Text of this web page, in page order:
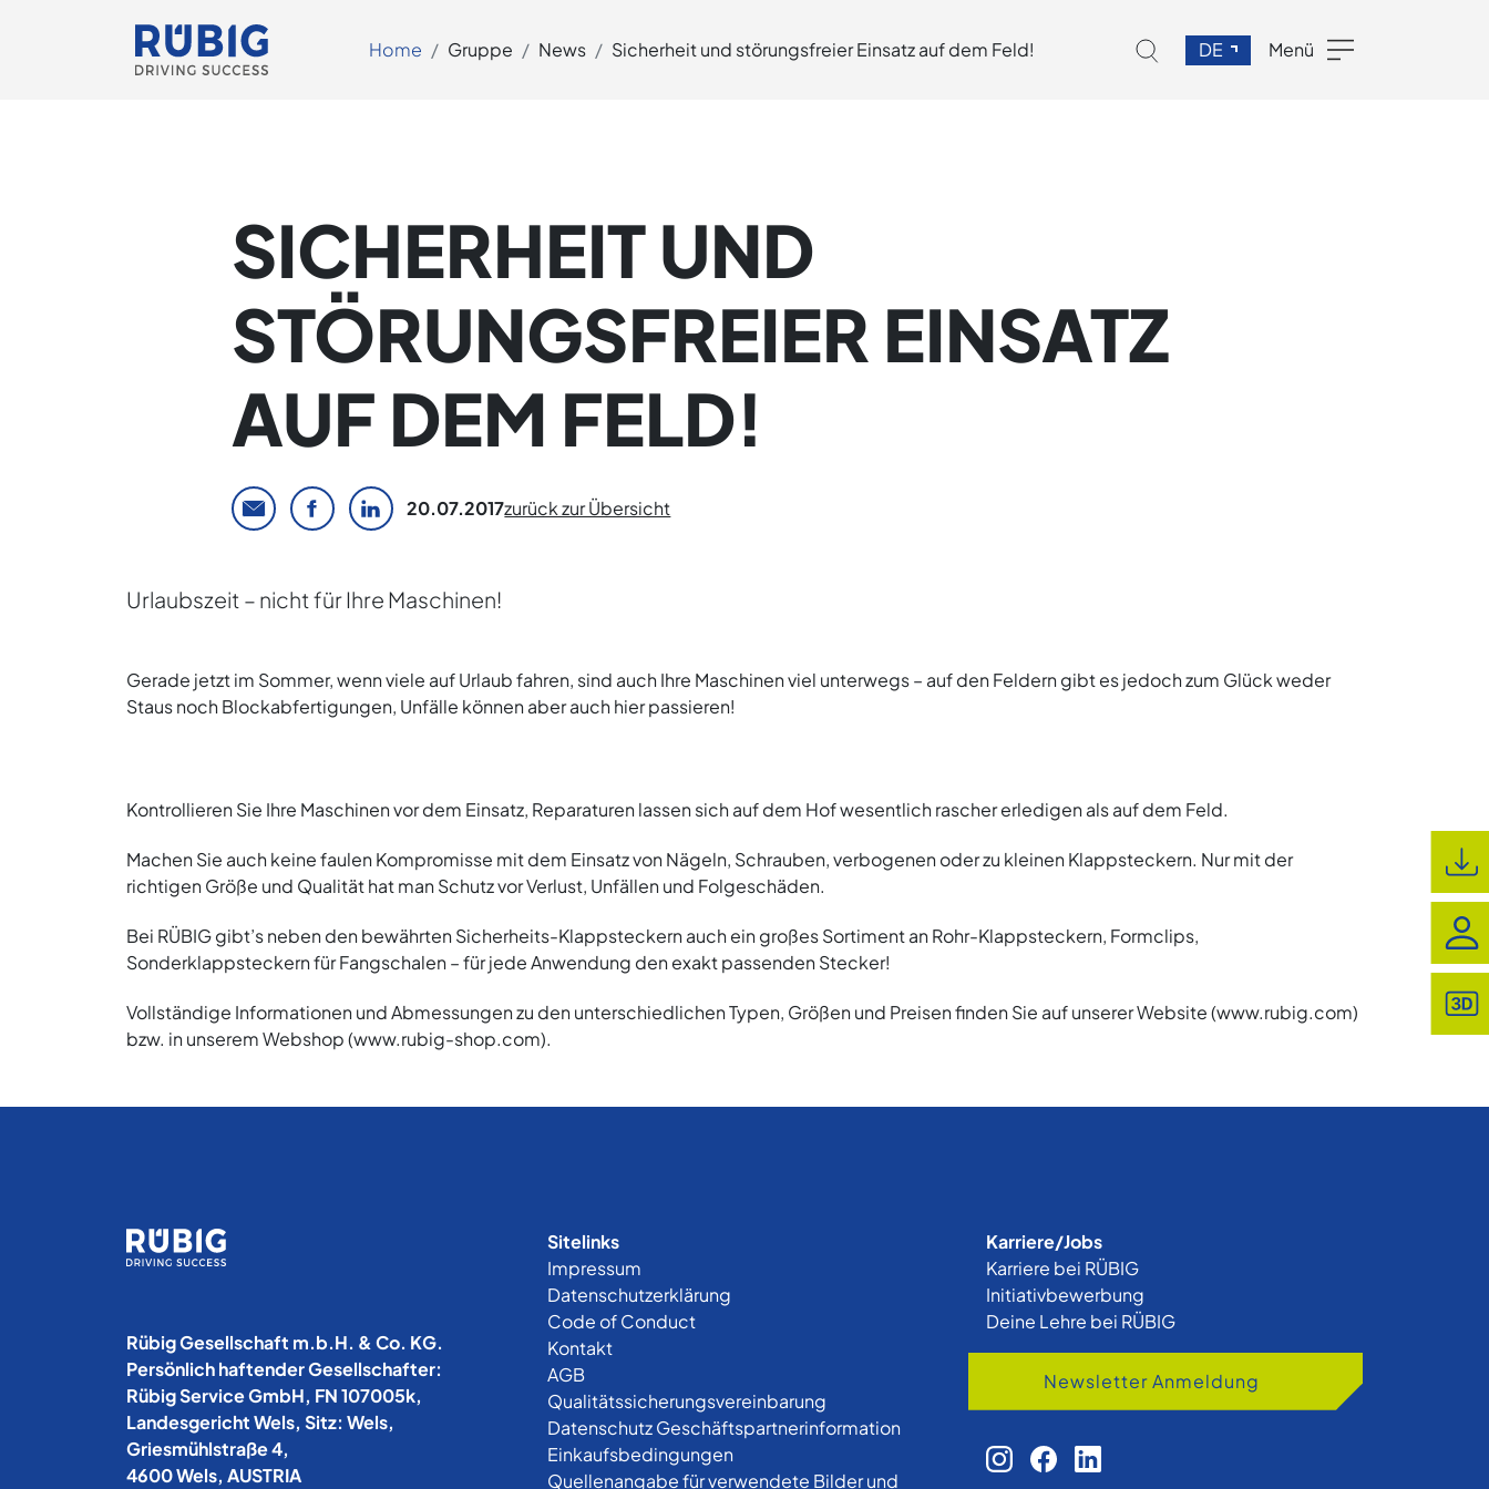
Home Gruppe News Sicherheit und störungsfreier Einsatz auf dem Feld! DE Menü
SICHERHEIT UND
STÖRUNGSFREIER EINSATZ
AUF DEM FELD!
20.07.2017zurück zur Übersicht
Urlaubszeit – nicht für Ihre Maschinen!
Gerade jetzt im Sommer, wenn viele auf Urlaub fahren, sind auch Ihre Maschinen viel unterwegs – auf den Feldern gibt es jedoch zum Glück weder
Staus noch Blockabfertigungen, Unfälle können aber auch hier passieren!
Kontrollieren Sie Ihre Maschinen vor dem Einsatz, Reparaturen lassen sich auf dem Hof wesentlich rascher erledigen als auf dem Feld.
Machen Sie auch keine faulen Kompromisse mit dem Einsatz von Nägeln, Schrauben, verbogenen oder zu kleinen Klappsteckern. Nur mit der
richtigen Größe und Qualität hat man Schutz vor Verlust, Unfällen und Folgeschäden.
Bei RÜBIG gibt’s neben den bewährten Sicherheits-Klappsteckern auch ein großes Sortiment an Rohr-Klappsteckern, Formclips,
Sonderklappsteckern für Fangschalen – für jede Anwendung den exakt passenden Stecker!
Vollständige Informationen und Abmessungen zu den unterschiedlichen Typen, Größen und Preisen finden Sie auf unserer Website (www.rubig.com)
bzw. in unserem Webshop (www.rubig-shop.com).
Rübig Gesellschaft m.b.H. & Co. KG.
Persönlich haftender Gesellschafter:
Rübig Service GmbH, FN 107005k,
Landesgericht Wels, Sitz: Wels,
Griesmühlstraße 4,
4600 Wels, AUSTRIA
Sitelinks
Impressum
Datenschutzerklärung
Code of Conduct
Kontakt
AGB
Qualitätssicherungsvereinbarung
Datenschutz Geschäftspartnerinformation
Einkaufsbedingungen
Quellenangabe für verwendete Bilder und
Karriere/Jobs
Karriere bei RÜBIG
Initiativbewerbung
Deine Lehre bei RÜBIG
Newsletter Anmeldung